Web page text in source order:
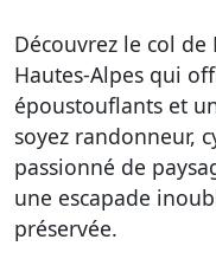
Découvrez le col
Hautes-Alpes qui
époustouflants et
soyez randonneur,
passionné de
une escapade
préservée.